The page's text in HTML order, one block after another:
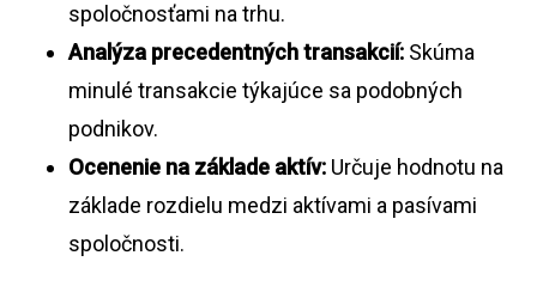
spoločnosťami na trhu.
Analýza precedentných transakcií:Skúma
minulé transakcie týkajúce sa podobných
podnikov.
Ocenenie na základe aktív:Určuje hodnotu na
základe rozdielu medzi aktívami a pasívami
spoločnosti.